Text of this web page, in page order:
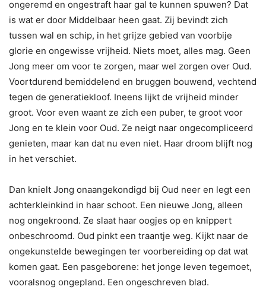
ongeremd en ongestraft haar gal te kunnen spuwen? Dat
is wat er door Middelbaar heen gaat. Zij bevindt zich
tussen wal en schip, in het grijze gebied van voorbije
glorie en ongewisse vrijheid. Niets moet, alles mag. Geen
Jong meer om voor te zorgen, maar wel zorgen over Oud.
Voortdurend bemiddelend en bruggen bouwend, vechtend
tegen de generatiekloof. Ineens lijkt de vrijheid minder
groot. Voor even waant ze zich een puber, te groot voor
Jong en te klein voor Oud. Ze neigt naar ongecompliceerd
genieten, maar kan dat nu even niet. Haar droom blijft nog
in het verschiet.
Dan knielt Jong onaangekondigd bij Oud neer en legt een
achterkleinkind in haar schoot. Een nieuwe Jong, alleen
nog ongekroond. Ze slaat haar oogjes op en knippert
onbeschroomd. Oud pinkt een traantje weg. Kijkt naar de
ongekunstelde bewegingen ter voorbereiding op dat wat
komen gaat. Een pasgeborene: het jonge leven tegemoet,
vooralsnog ongepland. Een ongeschreven blad.